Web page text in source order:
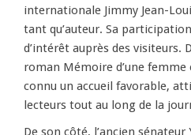
internationale Jimmy Jean-
tant qu’auteur. Sa
d’intérêt auprès des visiteurs.
roman Mémoire d’une femme
connu un accueil favorable,
lecteurs tout au long de la